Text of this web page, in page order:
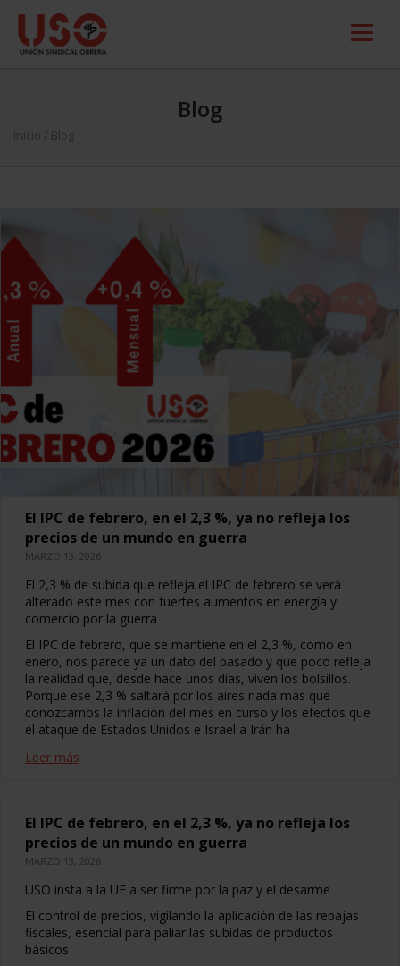
Blog
Inicio / Blog
El IPC de febrero, en el 2,3 %, ya no refleja los
precios de un mundo en guerra
MARZO 13, 2026
El 2,3 % de subida que refleja el IPC de febrero se verá
alterado este mes con fuertes aumentos en energía y
comercio por la guerra
El IPC de febrero, que se mantiene en el 2,3 %, como en
enero, nos parece ya un dato del pasado y que poco refleja
la realidad que, desde hace unos días, viven los bolsillos.
Porque ese 2,3 % saltará por los aires nada más que
conozcamos la inflación del mes en curso y los efectos que
el ataque de Estados Unidos e Israel a Irán ha
Leer más
El IPC de febrero, en el 2,3 %, ya no refleja los
precios de un mundo en guerra
MARZO 13, 2026
USO insta a la UE a ser firme por la paz y el desarme
El control de precios, vigilando la aplicación de las rebajas
fiscales, esencial para paliar las subidas de productos
básicos